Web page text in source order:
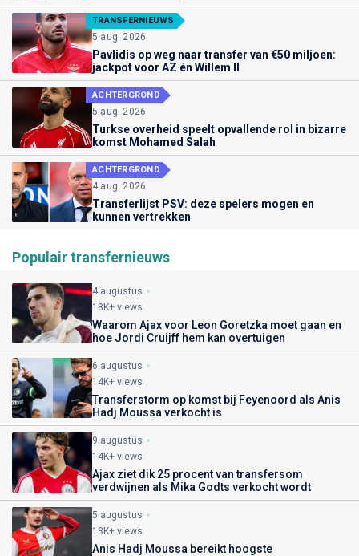
TRANSFERNIEUWS
5 aug. 2026
Pavlidis op weg naar transfer van €50 miljoen:
jackpot voor AZ én Willem II
ACHTERGROND
5 aug. 2026
Turkse overheid speelt opvallende rol in bizarre
komst Mohamed Salah
ACHTERGROND
4 aug. 2026
Transferlijst PSV: deze spelers mogen en
kunnen vertrekken
Populair transfernieuws
4 augustus
18K+ views
Waarom Ajax voor Leon Goretzka moet gaan en
hoe Jordi Cruijff hem kan overtuigen
6 augustus
14K+ views
Transferstorm op komst bij Feyenoord als Anis
Hadj Moussa verkocht is
9 augustus
14K+ views
Ajax ziet dik 25 procent van transfersom
verdwijnen als Mika Godts verkocht wordt
5 augustus
13K+ views
Anis Hadj Moussa bereikt hoogste